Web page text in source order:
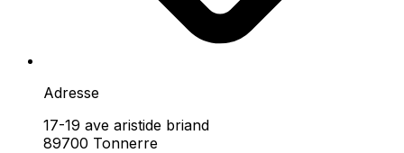
Adresse
17-19 ave aristide briand
89700 Tonnerre